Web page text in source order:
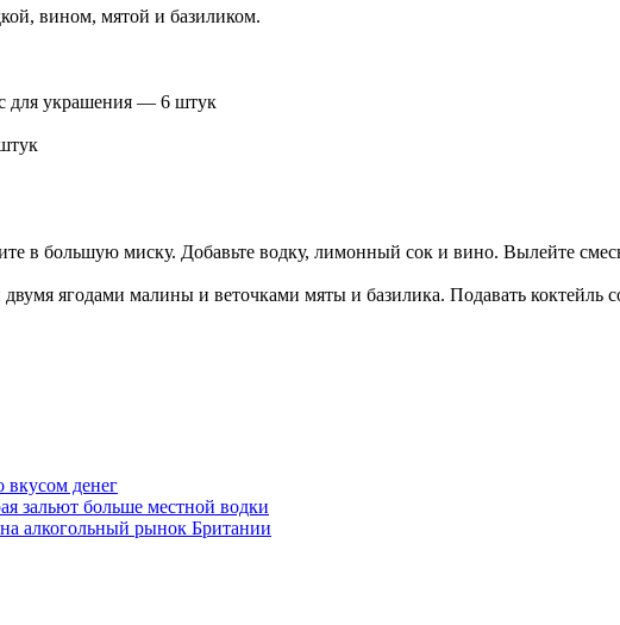
вином, мятой и базиликом.
для украшения — 6 штук
в большую миску. Добавьте водку, лимонный сок и вино. Вылейте
ягодами малины и веточками мяты и базилика. Подавать коктейль
вкусом денег
зальют больше местной водки
алкогольный рынок Британии